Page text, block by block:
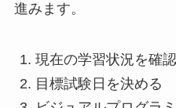
進みます。
現在の学習状況を確
目標試験日を決める